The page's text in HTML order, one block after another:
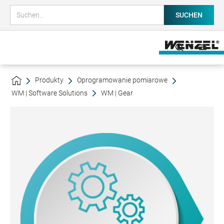
Produkty
Oprogramowanie pomiarowe
WM | Software Solutions
WM | Gear